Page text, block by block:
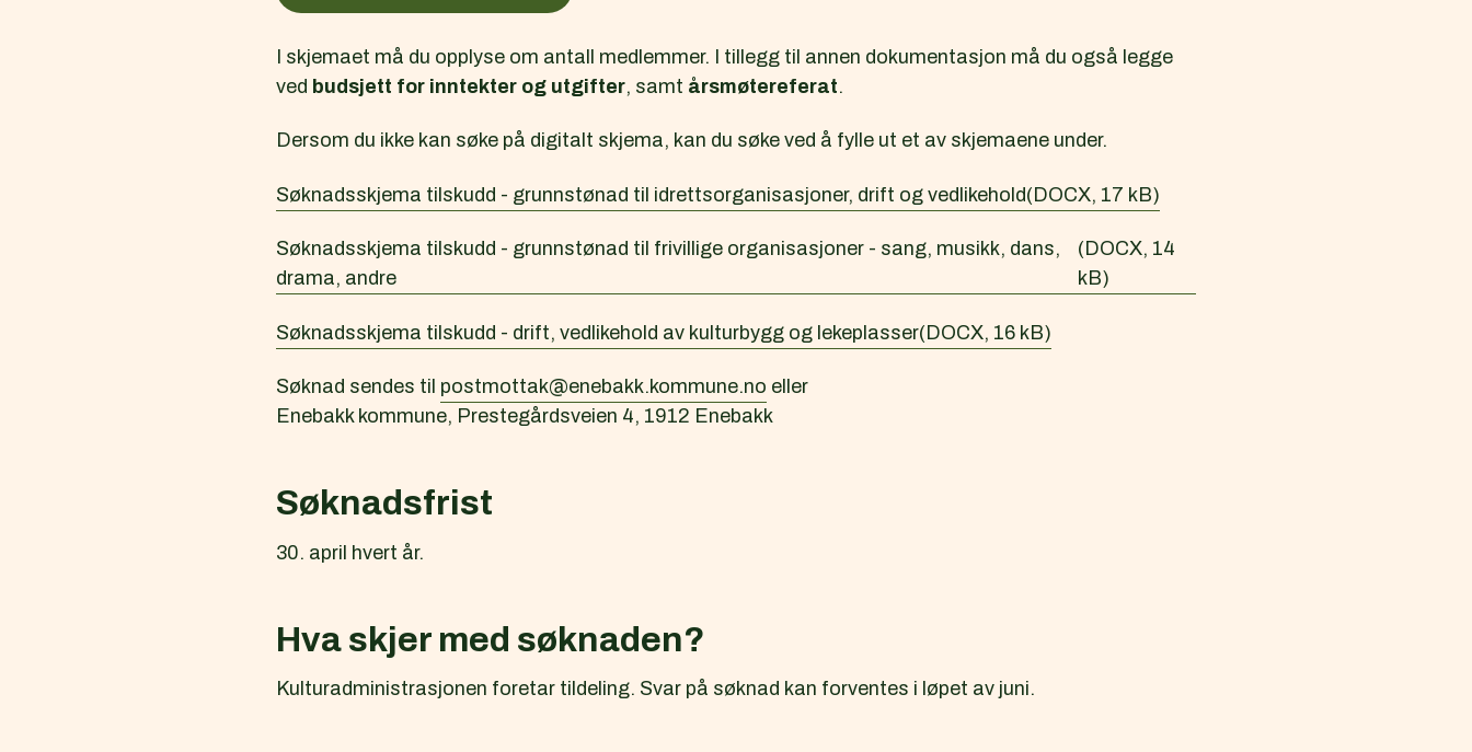
I skjemaet må du opplyse om antall medlemmer. I tillegg til annen dokumentasjon må du også legge
ved budsjett for inntekter og utgifter, samt årsmøtereferat.
Dersom du ikke kan søke på digitalt skjema, kan du søke ved å fylle ut et av skjemaene under.
Søknadsskjema tilskudd - grunnstønad til idrettsorganisasjoner, drift og vedlikehold(DOCX, 17 kB)
Søknadsskjema tilskudd - grunnstønad til frivillige organisasjoner - sang, musikk, dans,
drama, andre
(DOCX, 14
kB)
Søknadsskjema tilskudd - drift, vedlikehold av kulturbygg og lekeplasser(DOCX, 16 kB)
Søknad sendes til postmottak@enebakk.kommune.no eller
Enebakk kommune, Prestegårdsveien 4, 1912 Enebakk
Søknadsfrist
30. april hvert år.
Hva skjer med søknaden?
Kulturadministrasjonen foretar tildeling. Svar på søknad kan forventes i løpet av juni.